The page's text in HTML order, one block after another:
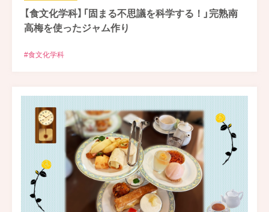
【食文化学科】「固まる不思議を科学する！」完熟南
高梅を使ったジャム作り
#食文化学科